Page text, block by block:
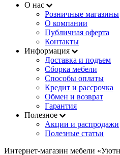
О нас
Розничные магазины
О компании
Публичная оферта
Контакты
Информация
Доставка и подъем
Сборка мебели
Способы оплаты
Кредит и рассрочка
Обмен и возврат
Гарантия
Полезное
Акции и распродажи
Полезные статьи
Интернет-магазин мебели